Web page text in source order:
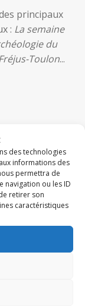
des technologies
informations des
permettra de
navigation ou les ID
retirer son
caractéristiques
principaux
: La semaine
du
Toulon...